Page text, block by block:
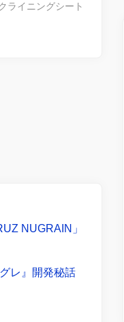
ライニングシート
NUGRAIN」
レ』開発秘話